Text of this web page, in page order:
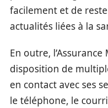
facilement et de
actualités liées à la
En outre,
disposition de
en contact avec ses
le téléphone, le